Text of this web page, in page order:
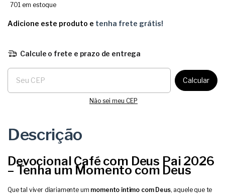
701 em estoque
Adicione este produto e tenha frete grátis!
Calcule o frete e prazo de entrega
Entregas para o CEP:
Calcular
Não sei meu CEP
Descrição
Devocional Café com Deus Pai 2026
– Tenha um Momento com Deus
Que tal viver diariamente um momento íntimo com Deus, aquele que te